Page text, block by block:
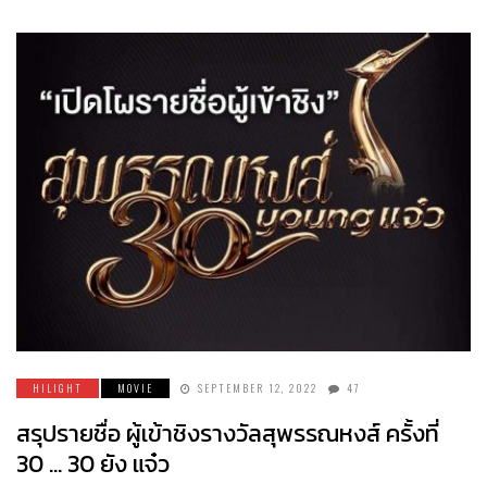
HILIGHT MOVIE SEPTEMBER 12, 2022 47
สรุปรายชื่อ ผู้เข้าชิงรางวัลสุพรรณหงส์ ครั้งที่
30 … 30 ยัง แจ๋ว